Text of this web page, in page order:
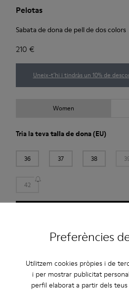
Preferències
Utilitzem cookies pròpies i de
i per mostrar publicitat
perfil elaborat a partir dels
Pelotas
Sabata de dona de pell de dos colors
210 €
Uneix-t’hi i tindràs un 10% de
Women
Tria la tevatalla de dona(EU)
36 37 38
42
Descripció